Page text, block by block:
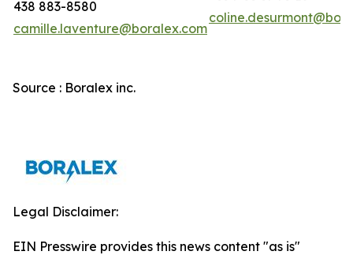
438 883-8580
camille.laventure@boralex.com
Source : Boralex inc.
Legal Disclaimer:
EIN Presswire provides this news content "as is"